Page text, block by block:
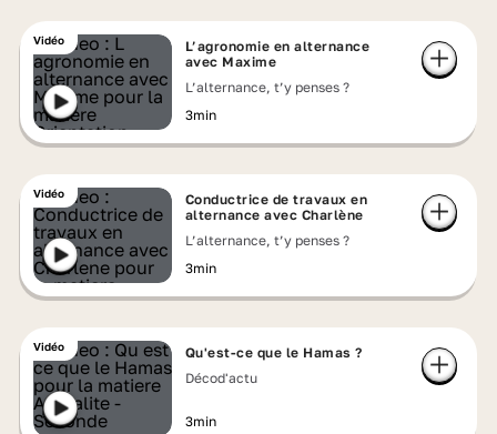
Vidéo
L’agronomie en alternance
avec Maxime
L’alternance, t’y penses ?
3min
Vidéo
Conductrice de travaux en
alternance avec Charlène
L’alternance, t’y penses ?
3min
Vidéo
Qu'est-ce que le Hamas ?
Décod'actu
3min